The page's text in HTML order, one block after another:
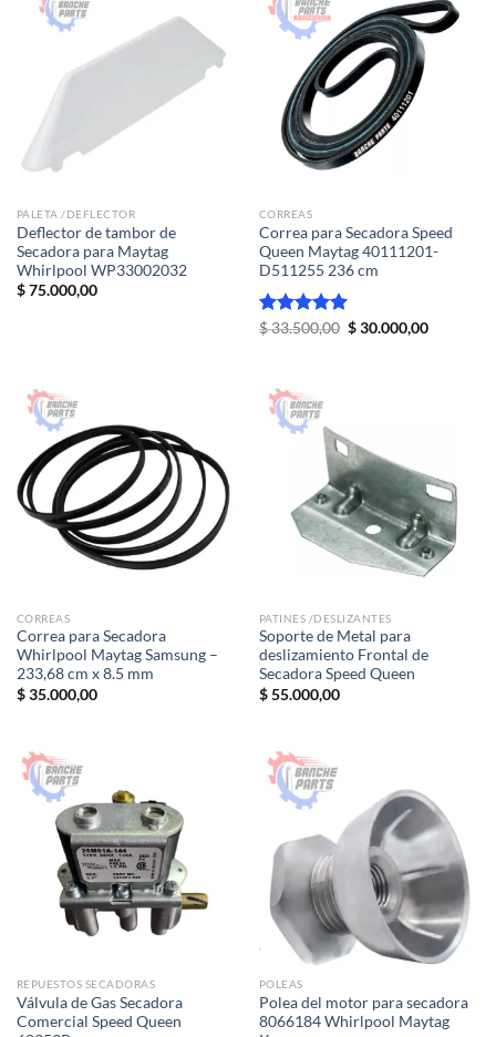
PALETA /DEFLECTOR
Deflector de tambor de
Secadora para Maytag
Whirlpool WP33002032
$75.000,00
CORREAS
Correa para Secadora Speed
Queen Maytag 40111201-
D511255 236 cm
Valorado
$33.500,00 El
$30.000,00El
CORREAS
Correa para Secadora
Whirlpool Maytag Samsung –
233,68 cm x 8.5 mm
$35.000,00
PATINES /DESLIZANTES
Soporte de Metal para
deslizamiento Frontal de
Secadora Speed Queen
$55.000,00
REPUESTOS SECADORAS
Válvula de Gas Secadora
Comercial Speed Queen
POLEAS
Polea del motor para secadora
8066184 Whirlpool Maytag